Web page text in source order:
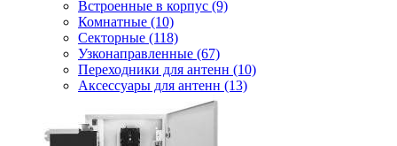
Встроенные в корпус (9)
Комнатные (10)
Секторные (118)
Узконаправленные (67)
Переходники для антенн (10)
Аксессуары для антенн (13)